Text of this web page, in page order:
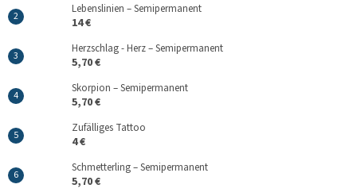
Lebenslinien – Semipermanent
14 €
Herzschlag - Herz – Semipermanent
5,70 €
Skorpion – Semipermanent
5,70 €
Zufälliges Tattoo
4 €
Schmetterling – Semipermanent
5,70 €